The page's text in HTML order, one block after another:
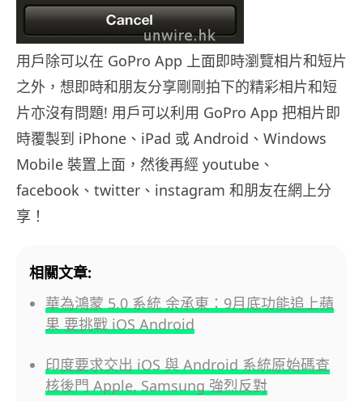
用戶除可以在 GoPro App 上面即時瀏覽相片和短片
之外，想即時和朋友分享剛剛拍下的精彩相片和短
片亦沒有問題! 用戶可以利用 GoPro App 把相片即
時覆製到 iPhone、iPad 或 Android、Windows
Mobile 裝置上面，然後再經 youtube、
facebook、twitter、instagram 和朋友在網上分
享！
相關文章:
華為鴻蒙 5.0 系統 余承東：9月底功能追上蘋
果 要挑戰 iOS Android
印度要求交出 iOS 與 Android 系統原始碼查
核後門 Apple, Samsung 強烈反對